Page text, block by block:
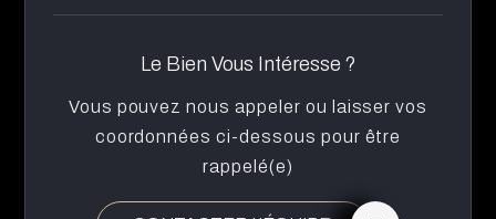
Le Bien Vous Intéresse ?
Vous pouvez nous appeler ou laisser vos
coordonnées ci-dessous pour être
rappelé(e)